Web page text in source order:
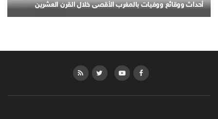
أحداث ووقائع ووفيات بالمغرب الأقصى خلال القرن العشرين